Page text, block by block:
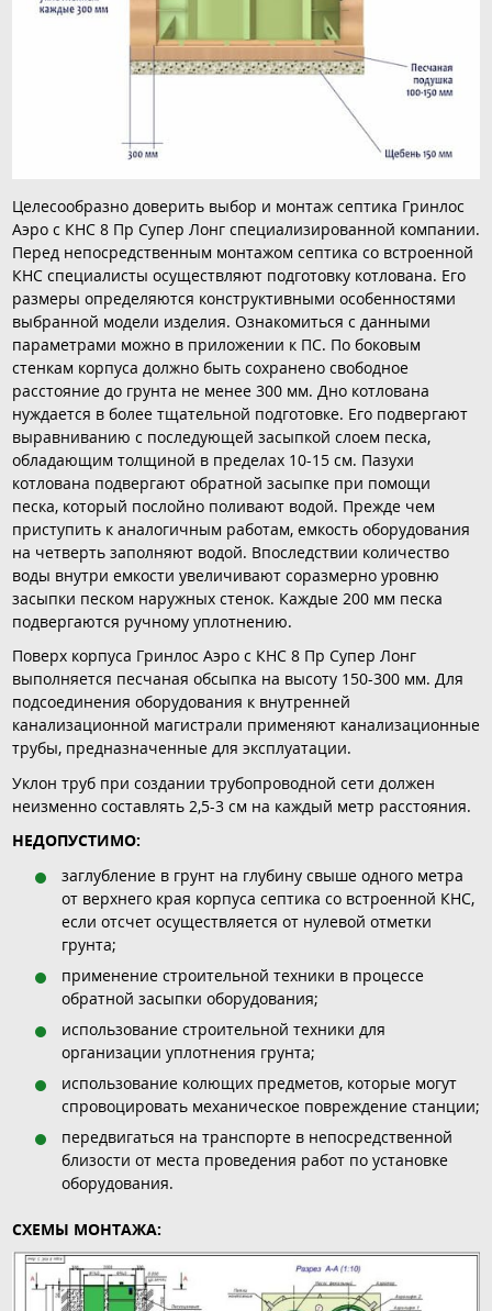
Целесообразно доверить выбор и монтаж септика Гринлос
Аэро с КНС 8 Пр Супер Лонг специализированной компании.
Перед непосредственным монтажом септика со встроенной
КНС специалисты осуществляют подготовку котлована. Его
размеры определяются конструктивными особенностями
выбранной модели изделия. Ознакомиться с данными
параметрами можно в приложении к ПС. По боковым
стенкам корпуса должно быть сохранено свободное
расстояние до грунта не менее 300 мм. Дно котлована
нуждается в более тщательной подготовке. Его подвергают
выравниванию с последующей засыпкой слоем песка,
обладающим толщиной в пределах 10-15 см. Пазухи
котлована подвергают обратной засыпке при помощи
песка, который послойно поливают водой. Прежде чем
приступить к аналогичным работам, емкость оборудования
на четверть заполняют водой. Впоследствии количество
воды внутри емкости увеличивают соразмерно уровню
засыпки песком наружных стенок. Каждые 200 мм песка
подвергаются ручному уплотнению.
Поверх корпуса Гринлос Аэро с КНС 8 Пр Супер Лонг
выполняется песчаная обсыпка на высоту 150-300 мм. Для
подсоединения оборудования к внутренней
канализационной магистрали применяют канализационные
трубы, предназначенные для эксплуатации.
Уклон труб при создании трубопроводной сети должен
неизменно составлять 2,5-3 см на каждый метр расстояния.
НЕДОПУСТИМО:
заглубление в грунт на глубину свыше одного метра
от верхнего края корпуса септика со встроенной КНС,
если отсчет осуществляется от нулевой отметки
грунта;
применение строительной техники в процессе
обратной засыпки оборудования;
использование строительной техники для
организации уплотнения грунта;
использование колющих предметов, которые могут
спровоцировать механическое повреждение станции;
передвигаться на транспорте в непосредственной
близости от места проведения работ по установке
оборудования.
СХЕМЫ МОНТАЖА: